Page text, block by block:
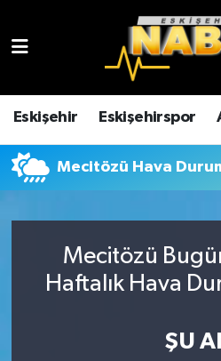
Eskişehir Eskişehirspor
Mecitözü Hava
Mecitözü
Haftalık Hava
ŞU
Çevre
Dünya
Ekonomi
Eskişehir
Eskişehir Hava Durumu
Eskişehir Trafik Yoğunluk
TFF 3.Lig 4.Grup Puan
Son Dakika Haberleri
Haber Arşivi